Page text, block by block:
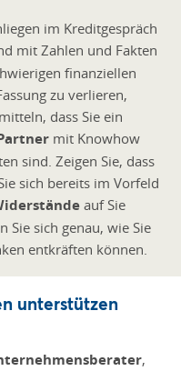
im Kreditgespräch
mit Zahlen und Fakten
finanziellen
zu verlieren,
dass Sie ein
mit Knowhow
sind. Zeigen Sie, dass
sich bereits im Vorfeld
auf Sie
Sie sich genau, wie Sie
entkräften können.
unterstützen
,